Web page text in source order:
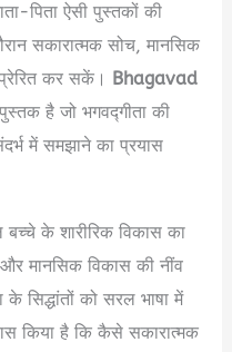
पिता ऐसी पुस्तकों की
सकारात्मक सोच, मानसिक
कर सकें।
Bhagavad
है जो भगवद्गीता की
में समझाने का प्रयास
के शारीरिक विकास का
मानसिक विकास की नींव
सिद्धांतों को सरल भाषा में
किया है कि कैसे सकारात्मक